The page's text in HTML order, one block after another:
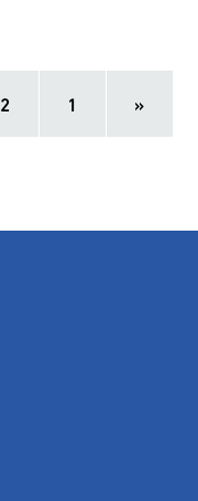
«
1
2